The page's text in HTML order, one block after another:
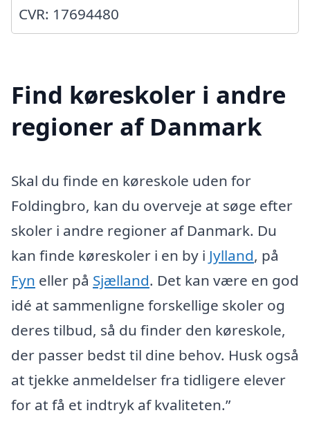
CVR: 17694480
Find køreskoler i andre
regioner af Danmark
Skal du finde en køreskole uden for
Foldingbro, kan du overveje at søge efter
skoler i andre regioner af Danmark. Du
kan finde køreskoler i en by i Jylland, på
Fyn eller på Sjælland. Det kan være en god
idé at sammenligne forskellige skoler og
deres tilbud, så du finder den køreskole,
der passer bedst til dine behov. Husk også
at tjekke anmeldelser fra tidligere elever
for at få et indtryk af kvaliteten.”